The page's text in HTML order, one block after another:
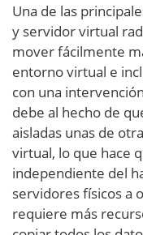
Una de las
y servidor virtual
mover fácilmente
entorno virtual e
con una
debe al hecho de
aisladas unas de
virtual, lo que hace
independiente del
servidores físicos a
requiere más